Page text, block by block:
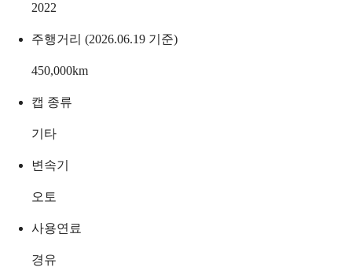
2022
주행거리 (2026.06.19 기준)
450,000km
캡 종류
기타
변속기
오토
사용연료
경유